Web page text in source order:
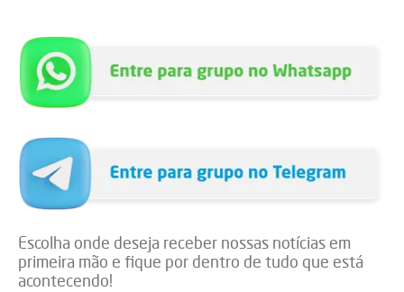
Escolha onde deseja receber nossas notícias em
primeira mão e fique por dentro de tudo que está
acontecendo!